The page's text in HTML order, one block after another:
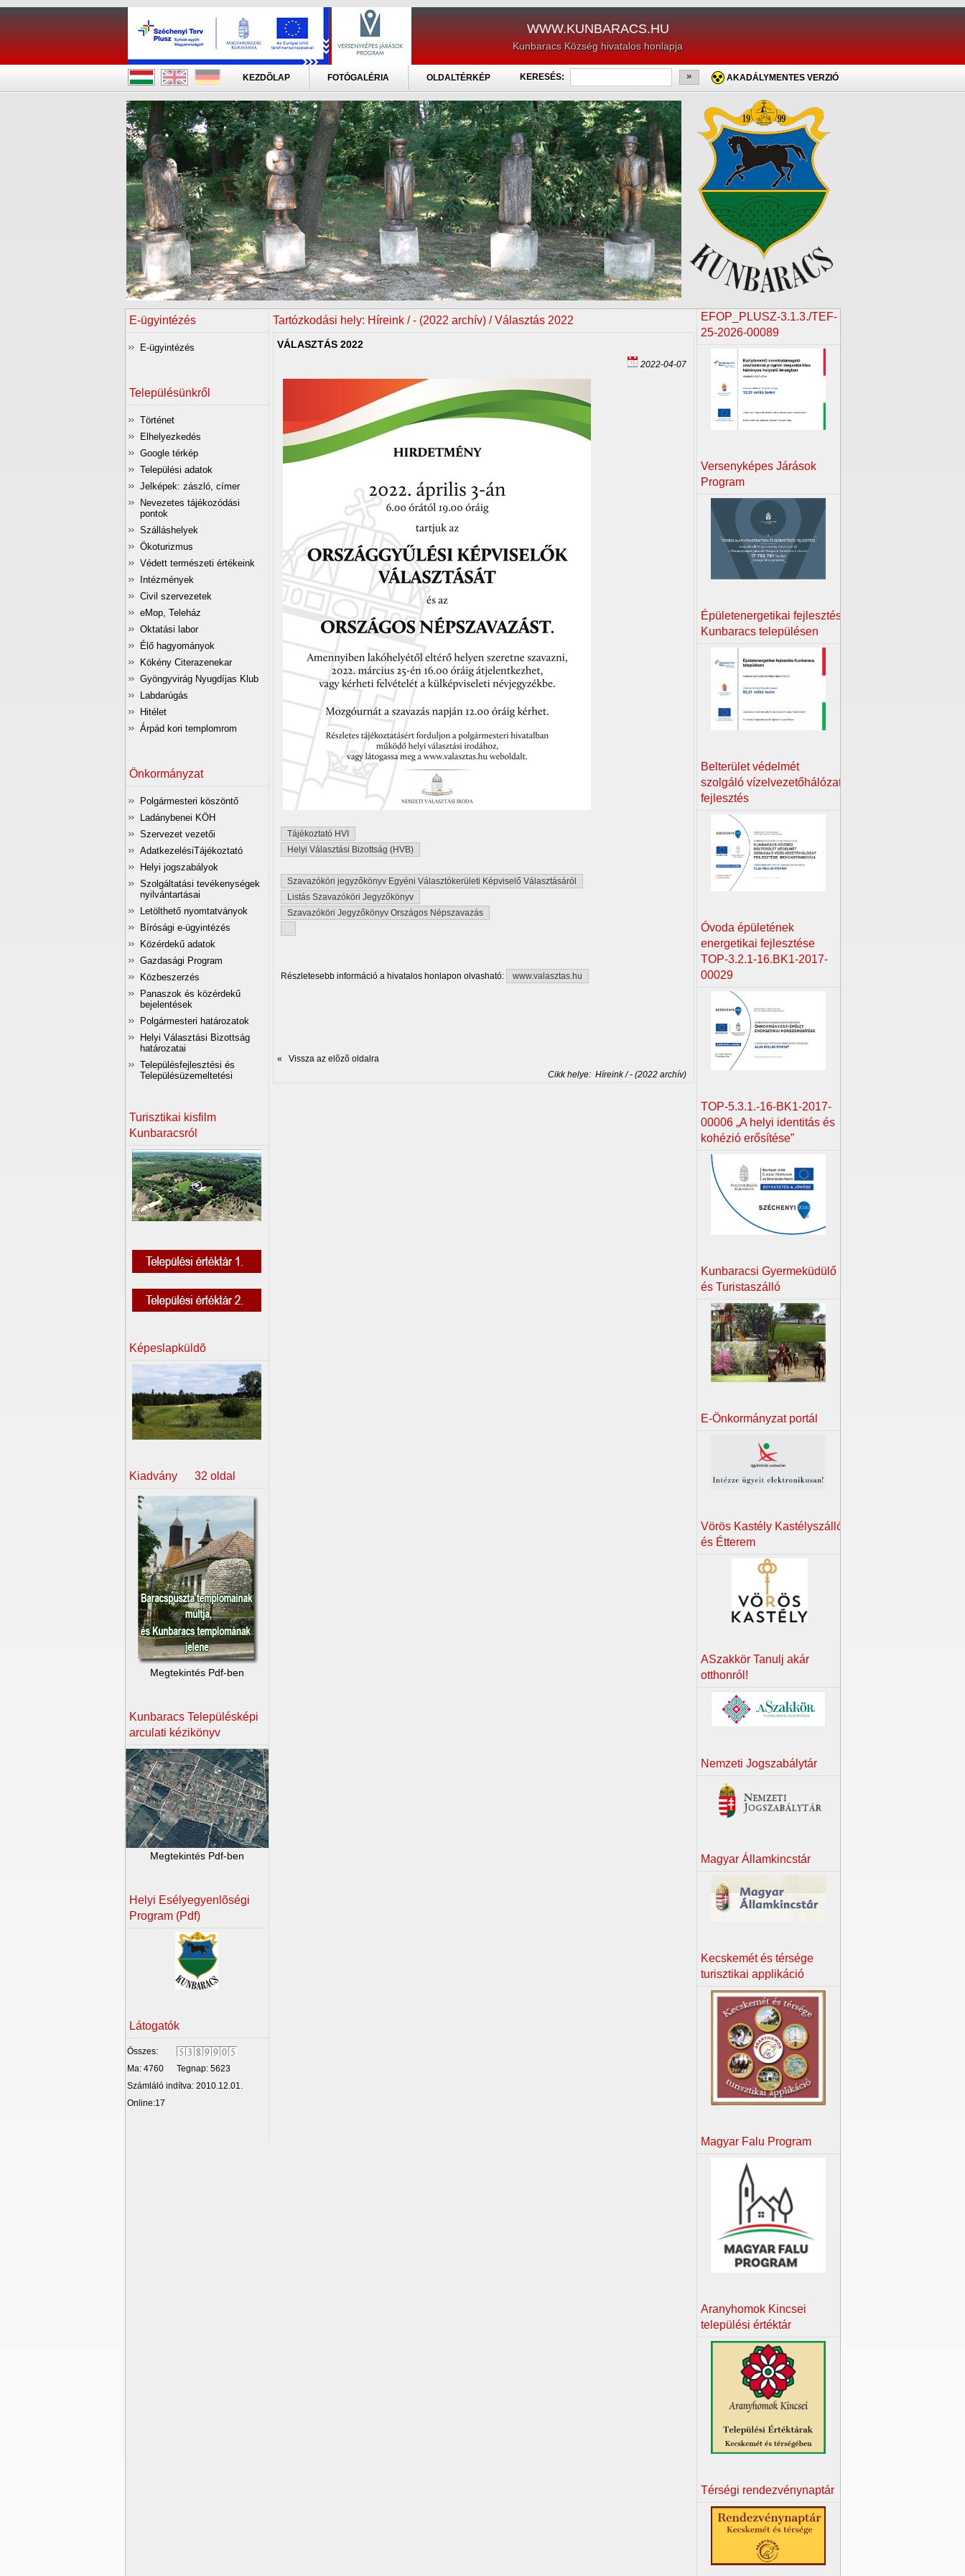
WWW.KUNBARACS.HU
Kunbaracs Község hivatalos honlapja
KEZDÕLAP FOTÓGALÉRIA OLDALTÉRKÉP KERESÉS: » AKADÁLYMENTES VERZIÓ
E-ügyintézés
E-ügyintézés
Településünkről
Történet
Elhelyezkedés
Google térkép
Települési adatok
Jelképek: zászló, címer
Nevezetes tájékozódási
pontok
Szálláshelyek
Ökoturizmus
Védett természeti értékeink
Intézmények
Civil szervezetek
eMop, Teleház
Oktatási labor
Élő hagyományok
Kökény Citerazenekar
Gyöngyvirág Nyugdíjas Klub
Labdarúgás
Hitélet
Árpád kori templomrom
Önkormányzat
Polgármesteri köszöntő
Ladánybenei KÖH
Szervezet vezetői
AdatkezelésiTájékoztató
Helyi jogszabályok
Szolgáltatási tevékenységek
nyilvántartásai
Letölthető nyomtatványok
Bírósági e-ügyintézés
Közérdekű adatok
Gazdasági Program
Közbeszerzés
Panaszok és közérdekű
bejelentések
Polgármesteri határozatok
Helyi Választási Bizottság
határozatai
Településfejlesztési és
Településüzemeltetési
Turisztikai kisfilm
Kunbaracsról
Képeslapküldõ
Kiadvány 32 oldal
Megtekintés Pdf-ben
Kunbaracs Településképi
arculati kézikönyv
Megtekintés Pdf-ben
Helyi Esélyegyenlõségi
Program (Pdf)
Látogatók
Összes:
Ma: 4760
Tegnap: 5623
Számláló indítva: 2010.12.01.
Online:17
Tartózkodási hely: Híreink / - (2022 archív) / Választás 2022
VÁLASZTÁS 2022
2022-04-07
Tájékoztató HVI
Helyi Választási Bizottság (HVB)
Szavazóköri jegyzőkönyv Egyéni Választókerületi Képviselő Választásáról
Listás Szavazóköri Jegyzőkönyv
Szavazóköri Jegyzőkönyv Országos Népszavazás
Részletesebb információ a hivatalos honlapon olvasható: www.valasztas.hu
« Vissza az elõzõ oldalra
Cikk helye:Híreink / - (2022 archív)
EFOP_PLUSZ-3.1.3./TEF-
25-2026-00089
Versenyképes Járások
Program
Épületenergetikai fejlesztés
Kunbaracs településen
Belterület védelmét
szolgáló vízelvezetőhálózat
fejlesztés
Óvoda épületének
energetikai fejlesztése
TOP-3.2.1-16.BK1-2017-
00029
TOP-5.3.1.-16-BK1-2017-
00006 „A helyi identitás és
kohézió erősítése”
Kunbaracsi Gyermeküdülő
és Turistaszálló
E-Önkormányzat portál
Vörös Kastély Kastélyszálló
és Étterem
ASzakkör Tanulj akár
otthonról!
Nemzeti Jogszabálytár
Magyar Államkincstár
Kecskemét és térsége
turisztikai applikáció
Magyar Falu Program
Aranyhomok Kincsei
települési értéktár
Térségi rendezvénynaptár